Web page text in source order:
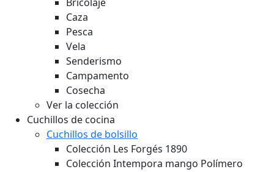
Caza
Pesca
Vela
Senderismo
Campamento
Cosecha
Ver la colección
Cuchillos de cocina
Cuchillos de bolsillo
Colección Les Forgés 1890
Colección Intempora mango Polímero